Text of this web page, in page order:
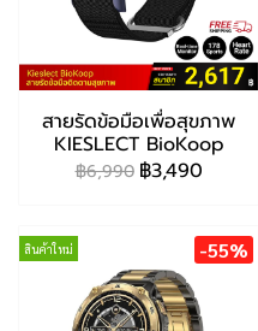
สายรัดข้อมือเพื่อสุขภาพ
KIESLECT BioKoop
฿6,990 ฿3,490
สินค้าใหม่ -55%